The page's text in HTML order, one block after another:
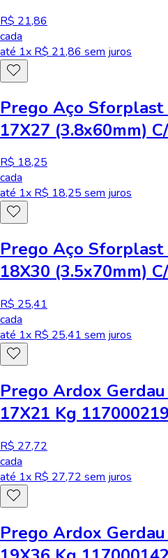
R$ 21,86
cada
até 1x R$ 21,86 sem juros
Prego Aço Sforplast
17X27 (3.8x60mm)
R$ 18,25
cada
até1x R$18,25sem juros
Prego Aço Sforplast
18X30 (3.5x70mm)
R$ 25,41
cada
até 1x R$ 25,41 sem juros
Prego Ardox Gerdau
17X21 Kg 117000219
R$ 27,72
cada
até 1x R$ 27,72 sem juros
Prego Ardox Gerdau